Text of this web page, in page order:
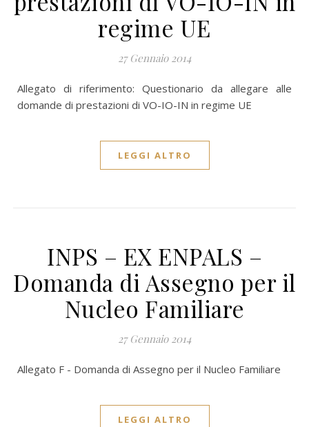
regime UE
27 Gennaio 2014
Allegato di riferimento: Questionario da allegare alle
domande di prestazioni di VO-IO-IN in regime UE
LEGGI ALTRO
INPS – EX ENPALS –
Domanda di Assegno per il
Nucleo Familiare
27 Gennaio 2014
Allegato F - Domanda di Assegno per il Nucleo Familiare
LEGGI ALTRO